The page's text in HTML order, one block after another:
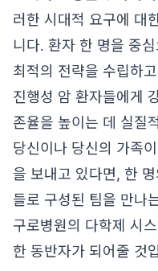
러한 시대적 요구에 대
니다. 환자 한 명을 중
최적의 전략을 수립하
진행성 암 환자들에게
존율을 높이는 데 실질
당신이나 당신의 가족
을 보내고 있다면, 한
들로 구성된 팀을 만나
구로병원의 다학제 시
한 동반자가 되어줄 것